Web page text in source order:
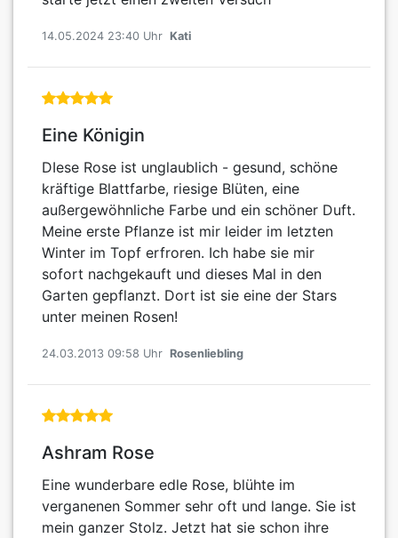
14.05.2024 23:40 Uhr Kati
Eine Königin
DIese Rose ist unglaublich - gesund, schöne
kräftige Blattfarbe, riesige Blüten, eine
außergewöhnliche Farbe und ein schöner Duft.
Meine erste Pflanze ist mir leider im letzten
Winter im Topf erfroren. Ich habe sie mir
sofort nachgekauft und dieses Mal in den
Garten gepflanzt. Dort ist sie eine der Stars
unter meinen Rosen!
24.03.2013 09:58 Uhr Rosenliebling
Ashram Rose
Eine wunderbare edle Rose, blühte im
verganenen Sommer sehr oft und lange. Sie ist
mein ganzer Stolz. Jetzt hat sie schon ihre